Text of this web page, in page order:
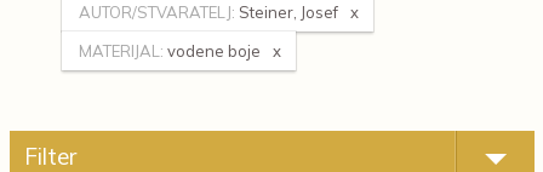
AUTOR/STVARATELJ: Steiner, Josef
MATERIJAL: vodene boje
Filter